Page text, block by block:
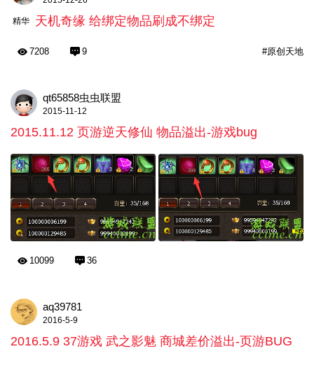
精华 天机奇缘 给绑定物品刷成不绑定
#原创天地
7208 9
qt65858虫虫联盟
2015-11-12
2015.11.12 页游逆天修仙 物品溢出-游戏bug
10099 36
aq39781
2016-5-9
2016.5.9 37游戏 武之影魅 商城差价溢出-页游BUG